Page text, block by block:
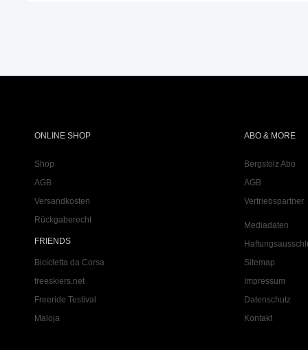
ONLINE SHOP
Shop
AGB
Versandkosten
Rückgaberecht
FRIENDS
Bicicletta da Corsa
freeskiers.net
Freeride Testival
Maloja
ABO & MORE
Bergstolz Abo
AGB
Vertriebspartner
Mediadaten
Sitemap
Impressum
Datenschutz
Kontakt